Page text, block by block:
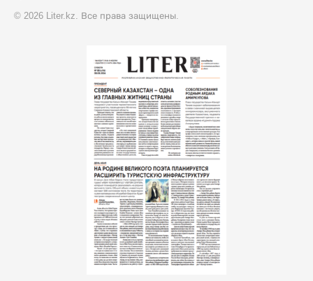
© 2026 Liter.kz. Все права защищены.